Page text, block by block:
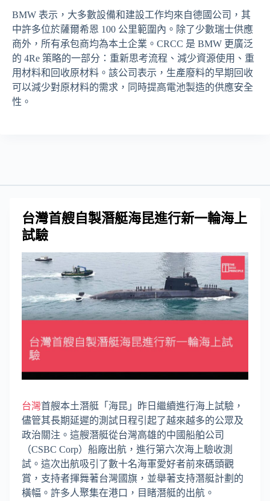
BMW 表示，大多數設備和建設工作均來自德國公司，其
中許多位於薩爾希恩 100 公里範圍內。除了少數瑞士供應
商外，所有承包商均為本土企業。CRCC 是 BMW 更廣泛
的 4Re 策略的一部分：重新思考流程、減少資源使用、重
用材料和回收原材料。該公司表示，生產廢料的早期回收
可以減少對原材料的需求，同時提高電池製造的供應安全
性。
台灣首艘自製潛艇海昆進行新一輪海上
試驗
台灣首艘本土潛艇「海昆」昨日繼續進行海上試驗，
儘管其長期延遲的測試日程引起了越來越多的公眾及
政治關注。這艘潛艇從台灣高雄的中國船舶公司
（CSBC Corp）船廠出航，進行第六次海上驗收測
試。這次出航吸引了數十名海軍愛好者前來碼頭觀
賞，支持者揮舞著台灣國旗，並舉著支持潛艇計劃的
橫幅。許多人聚集在港口，目睹潛艇的出航。